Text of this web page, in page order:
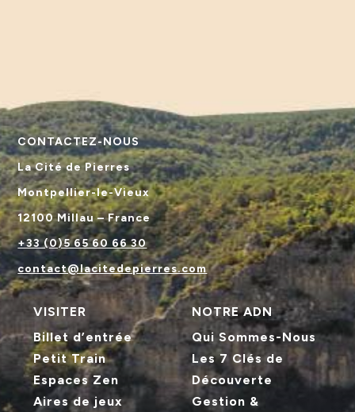
CONTACTEZ-NOUS
La Cité de Pierres
Montpellier-le-Vieux
12100 Millau – France
+33 (0)5 65 60 66 30
contact@lacitedepierres.com
VISITER
Billet d’entrée
Petit Train
Espaces Zen
Aires de jeux
NOTRE ADN
Qui Sommes-Nous
Les 7 Clés de
Découverte
Gestion &